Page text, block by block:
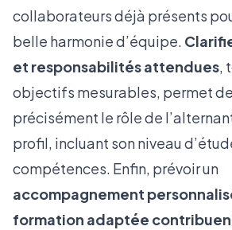
collaborateurs déjà présents
belle harmonie d’équipe.
et responsabilités attendues,
objectifs mesurables, permet
précisément le rôle de
profil, incluant son niveau
compétences. Enfin, prévoir un
accompagnement
formation adaptée